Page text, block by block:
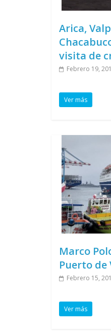
Arica,
visita de
Febrero 19,
Ver más
Marco
Puerto de
Febrero 15,
Ver más